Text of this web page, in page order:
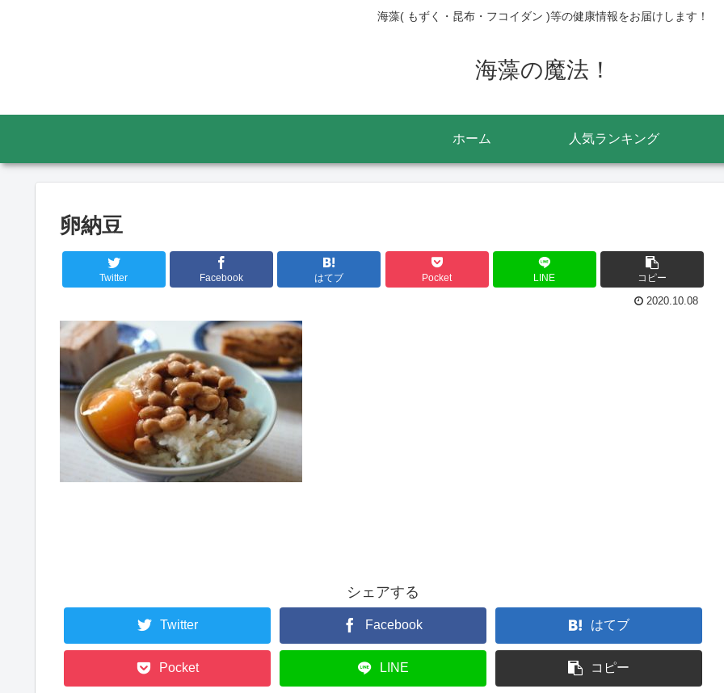
海藻( もずく・昆布・フコイダン )等の健康情報をお届けします！
海藻の魔法！
ホーム 人気ランキング
卵納豆
Twitter Facebook はてブ Pocket LINE コピー
2020.10.08
シェアする
Twitter Facebook はてブ
Pocket LINE コピー